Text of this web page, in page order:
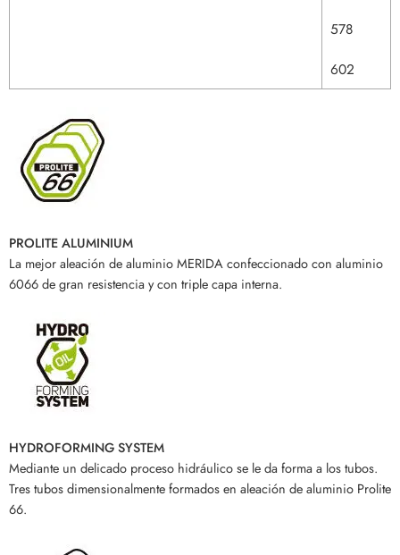
578
602
PROLITE ALUMINIUM
La mejor aleación de aluminio MERIDA confeccionado con aluminio
6066 de gran resistencia y con triple capa interna.
HYDROFORMING SYSTEM
Mediante un delicado proceso hidráulico se le da forma a los tubos.
Tres tubos dimensionalmente formados en aleación de aluminio Prolite
66.